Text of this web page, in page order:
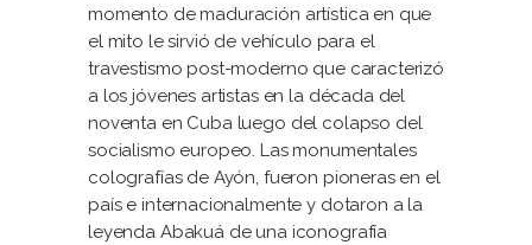
momento de maduración artística en que
el mito le sirvió de vehículo para el
travestismo post-moderno que caracterizó
a los jóvenes artistas en la década del
noventa en Cuba luego del colapso del
socialismo europeo. Las monumentales
colografías de Ayón, fue­ron pioneras en el
país e internacionalmente y dotaron a la
leyenda Abakuá de una iconografía